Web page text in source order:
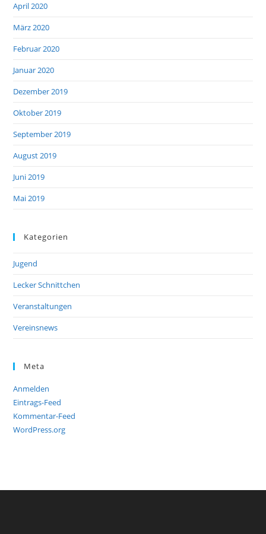
April 2020
März 2020
Februar 2020
Januar 2020
Dezember 2019
Oktober 2019
September 2019
August 2019
Juni 2019
Mai 2019
Kategorien
Jugend
Lecker Schnittchen
Veranstaltungen
Vereinsnews
Meta
Anmelden
Eintrags-Feed
Kommentar-Feed
WordPress.org